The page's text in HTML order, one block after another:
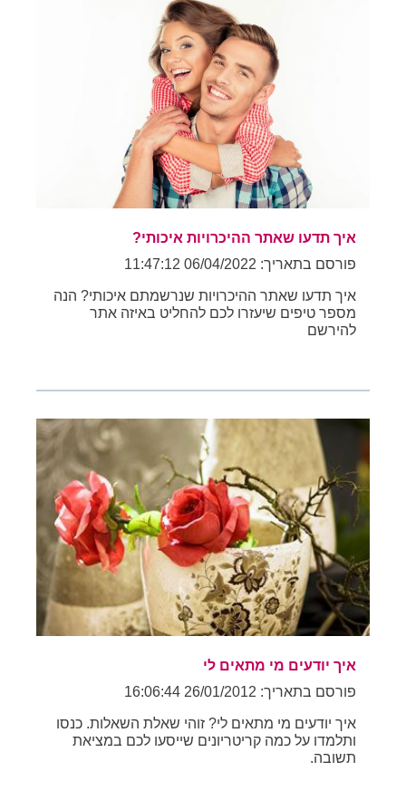
איך תדעו שאתר ההיכרויות איכותי?
פורסם בתאריך: 06/04/2022 11:47:12
איך תדעו שאתר ההיכרויות שנרשמתם איכותי? הנה
מספר טיפים שיעזרו לכם להחליט באיזה אתר
להירשם
איך יודעים מי מתאים לי
פורסם בתאריך: 26/01/2012 16:06:44
איך יודעים מי מתאים לי? זוהי שאלת השאלות. כנסו
ותלמדו על כמה קריטריונים שייסעו לכם במציאת
תשובה.